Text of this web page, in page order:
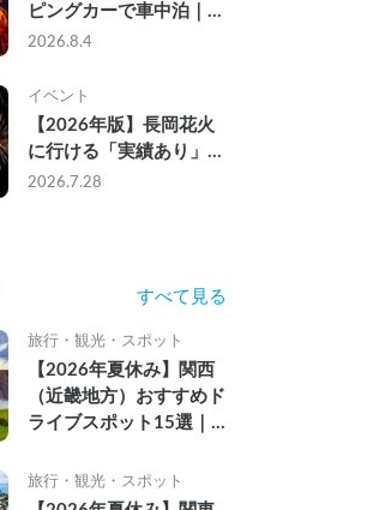
ピングカーで車中泊｜宿
なし・渋滞なしで楽しむ
2026.8.4
イベント
【2026年版】長岡花火
に行ける「実績あり」の
キャンピングカー3選｜
2026.7.28
すべて見る
旅行・観光・スポット
【2026年夏休み】関西
（近畿地方）おすすめド
ライブスポット15選｜
名所を紹介
旅行・観光・スポット